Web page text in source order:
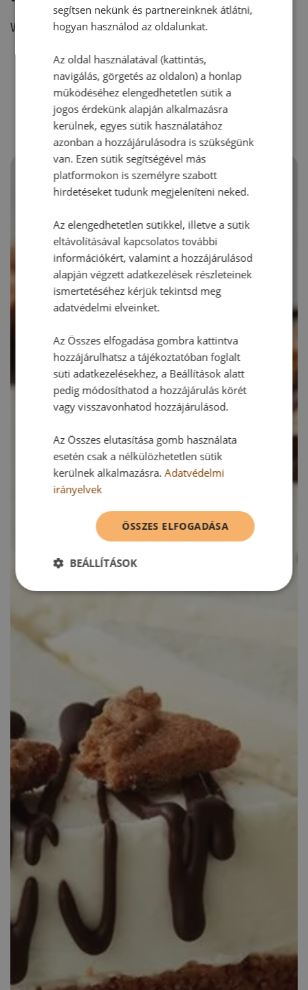
Vélemény írásához, kérjük,jelentkezz be!
RECEPTAJÁNLÓ
segítsen nekünk és partnereinknek átlátni,
hogyan használod az oldalunkat.
Az oldal használatával (kattintás,
navigálás, görgetés az oldalon) a honlap
működéséhez elengedhetetlen sütik a
jogos érdekünk alapján alkalmazásra
kerülnek, egyes sütik használatához
azonban a hozzájárulásodra is szükségünk
van. Ezen sütik segítségével más
platformokon is személyre szabott
hirdetéseket tudunk megjeleníteni neked.
Az elengedhetetlen sütikkel, illetve a sütik
eltávolításával kapcsolatos további
információkért, valamint a hozzájárulásod
alapján végzett adatkezelések részleteinek
ismertetéséhez kérjük tekintsd meg
adatvédelmi elveinket.
Az Összes elfogadása gombra kattintva
hozzájárulhatsz a tájékoztatóban foglalt
süti adatkezelésekhez, a Beállítások alatt
pedig módosíthatod a hozzájárulás körét
vagy visszavonhatod hozzájárulásod.
Az Összes elutasítása gomb használata
esetén csak a nélkülözhetetlen sütik
kerülnek alkalmazásra.Adatvédelmi
irányelvek
ÖSSZES ELFOGADÁSA
BEÁLLÍTÁSOK